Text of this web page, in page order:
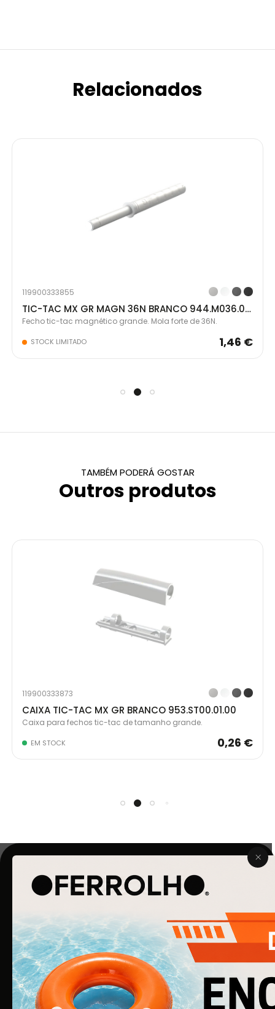
Relacionados
119900333855
TIC-TAC MX GR MAGN 36N BRANCO 944.M036.01.00
Fecho tic-tac magnético grande. Mola forte de 36N.
STOCK LIMITADO 1,46 €
TAMBÉM PODERÁ GOSTAR
Outros produtos
119900333873
CAIXA TIC-TAC MX GR BRANCO 953.ST00.01.00
Caixa para fechos tic-tac de tamanho grande.
EM STOCK 0,26 €
O Ferrolho iniciou a sua atividade em 1990. O que começou
por ser uma simples empresa de ferragens para
construção civil, é agora uma empresa de referência na
área de Ferragens para Mobiliário e Arquitetura.